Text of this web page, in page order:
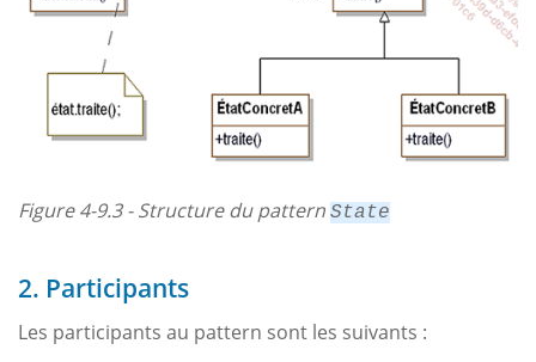
Figure 4-9.3 - Structure du pattern State
2. Participants
Les participants au pattern sont les suivants :